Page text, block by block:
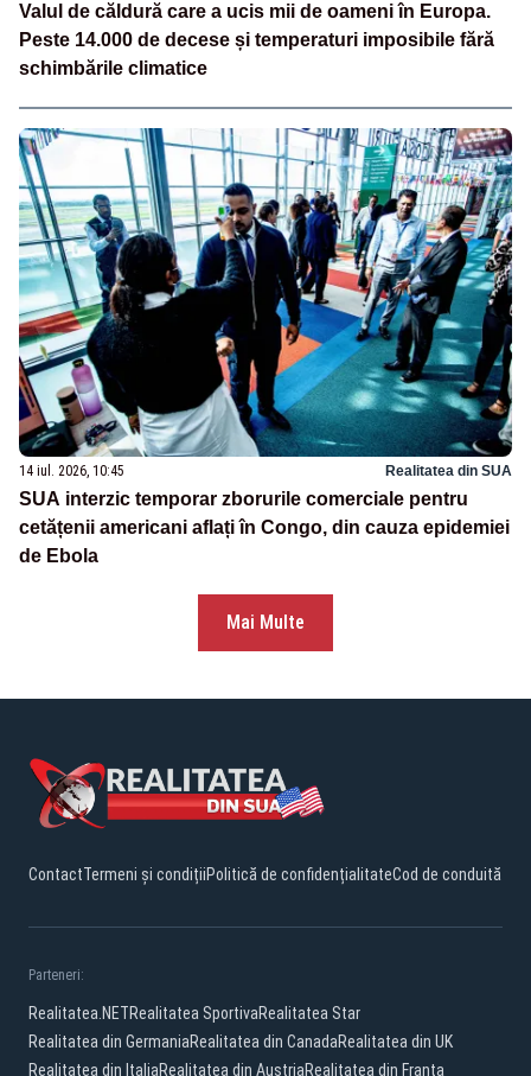
Valul de căldură care a ucis mii de oameni în Europa.
Peste 14.000 de decese și temperaturi imposibile fără
schimbările climatice
14 iul. 2026, 10:45 Realitatea din SUA
SUA interzic temporar zborurile comerciale pentru
cetățenii americani aflați în Congo, din cauza epidemiei
de Ebola
Mai Multe
ContactTermeni și condițiiPolitică de confidențialitateCod de conduită
Parteneri:
Realitatea.NETRealitatea SportivaRealitatea Star
Realitatea din GermaniaRealitatea din CanadaRealitatea din UK
Realitatea din ItaliaRealitatea din AustriaRealitatea din Franta